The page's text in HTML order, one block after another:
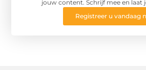
jouw content. Schrijf mee en laat
Registreer u vandaag